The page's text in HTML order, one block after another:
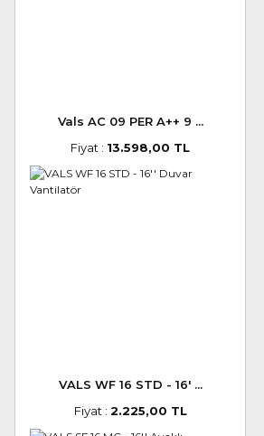
Vals AC 09 PER A++ 9 ...
Fiyat : 13.598,00 TL
VALS WF 16 STD - 16' ...
Fiyat : 2.225,00 TL